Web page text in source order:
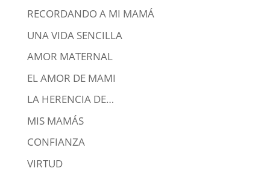
RECORDANDO A MI MAMÁ
UNA VIDA SENCILLA
AMOR MATERNAL
EL AMOR DE MAMI
LA HERENCIA DE…
MIS MAMÁS
CONFIANZA
VIRTUD